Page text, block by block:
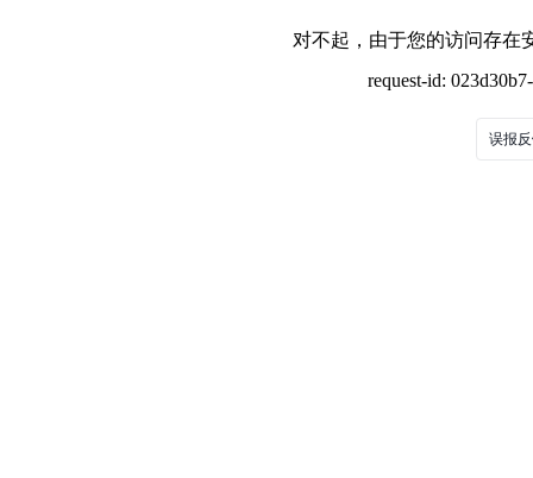
对不起，由于您的访问存在
request-id:
误报